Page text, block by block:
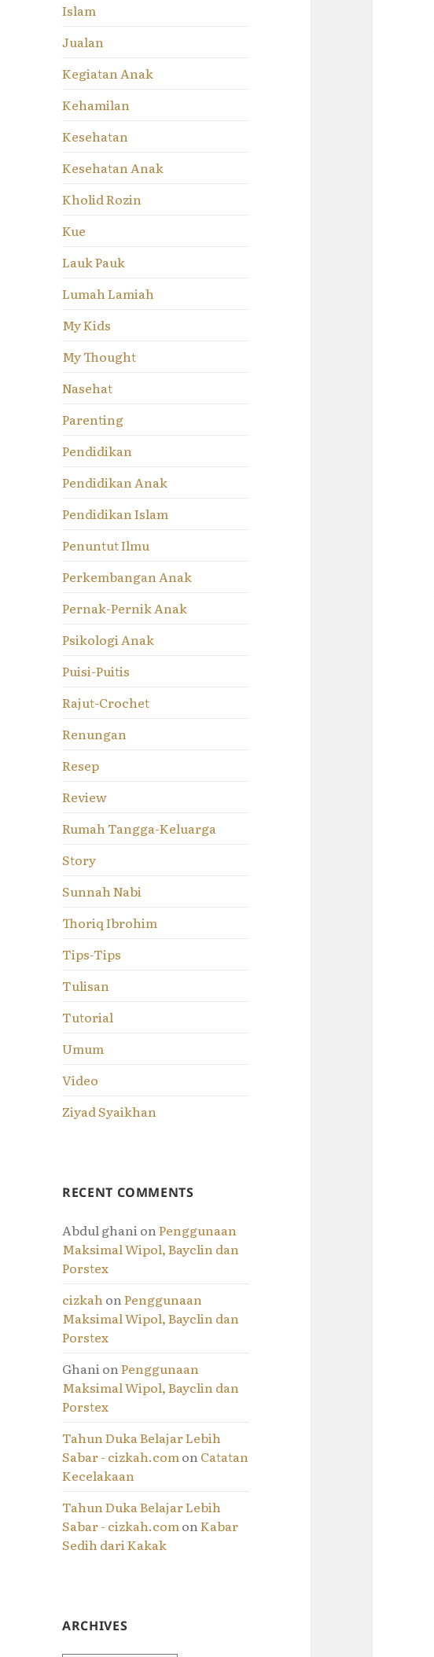
Islam
Jualan
Kegiatan Anak
Kehamilan
Kesehatan
Kesehatan Anak
Kholid Rozin
Kue
Lauk Pauk
Lumah Lamiah
My Kids
My Thought
Nasehat
Parenting
Pendidikan
Pendidikan Anak
Pendidikan Islam
Penuntut Ilmu
Perkembangan Anak
Pernak-Pernik Anak
Psikologi Anak
Puisi-Puitis
Rajut-Crochet
Renungan
Resep
Review
Rumah Tangga-Keluarga
Story
Sunnah Nabi
Thoriq Ibrohim
Tips-Tips
Tulisan
Tutorial
Umum
Video
Ziyad Syaikhan
RECENT COMMENTS
Abdul ghanionPenggunaan
Maksimal Wipol, Bayclin dan
Porstex
cizkahonPenggunaan
Maksimal Wipol, Bayclin dan
Porstex
GhanionPenggunaan
Maksimal Wipol, Bayclin dan
Porstex
Tahun Duka Belajar Lebih
Sabar - cizkah.comonCatatan
Kecelakaan
Tahun Duka Belajar Lebih
Sabar - cizkah.comonKabar
Sedih dari Kakak
ARCHIVES